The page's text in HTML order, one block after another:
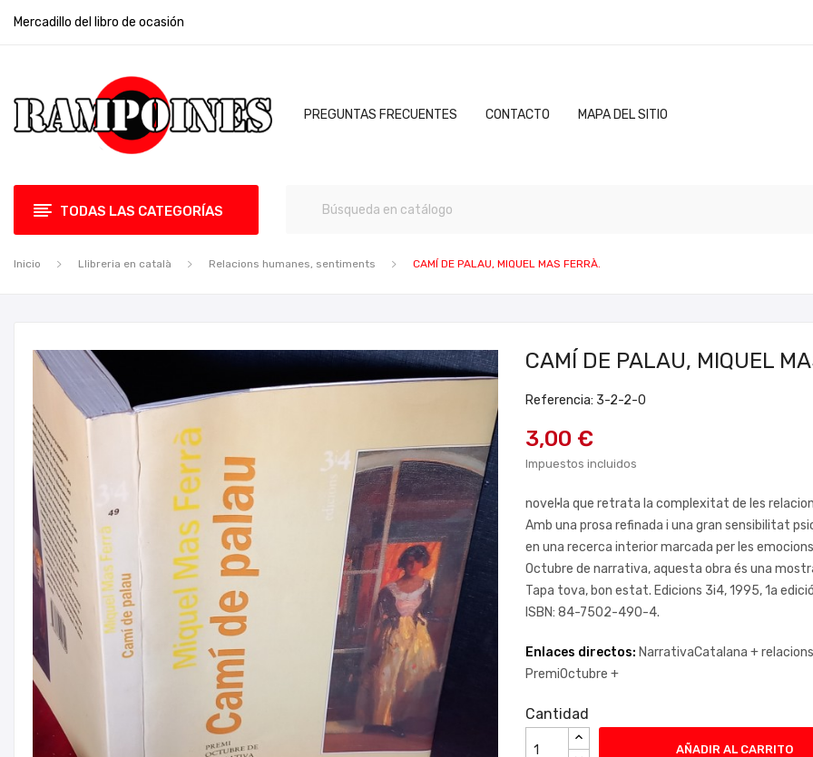
Mercadillo del libro de ocasión
PREGUNTAS FRECUENTES CONTACTO MAPA DEL SITIO
TODAS LAS CATEGORÍAS
Inicio Llibreria en català Relacions humanes, sentiments CAMÍ DE PALAU, MIQUEL MAS FERRÀ.
CAMÍ DE PALAU, MIQUEL
Referencia: 3-2-2-0
3,00 €
Impuestos incluidos
novel·la que retrata la complexitat de les
Amb una prosa refinada i una gran sensibilitat
en una recerca interior marcada per les
Octubre de narrativa, aquesta obra és una
Tapa tova, bon estat. Edicions 3i4, 1995, 1a
ISBN: 84-7502-490-4.
Enlaces directos: NarrativaCatalana +
PremiOctubre +
Cantidad
AÑADIR AL CARRITO